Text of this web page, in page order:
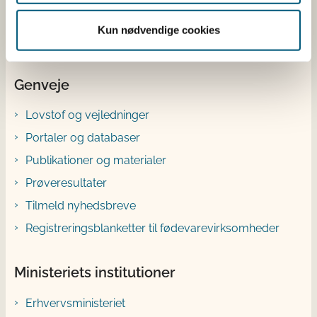
Kun nødvendige cookies
Bluesky
Genveje
Lovstof og vejledninger
Portaler og databaser
Publikationer og materialer
Prøveresultater
Tilmeld nyhedsbreve
Registreringsblanketter til fødevarevirksomheder
Ministeriets institutioner
Erhvervsministeriet